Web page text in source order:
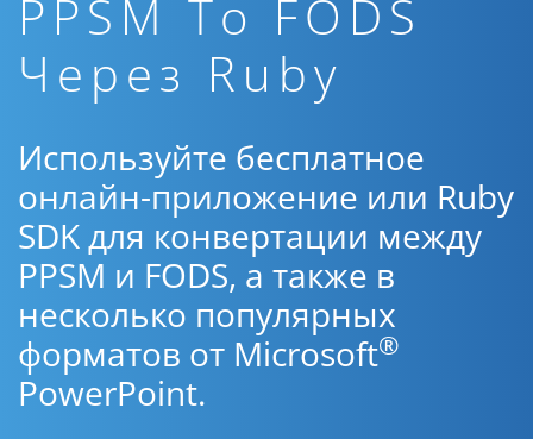
PPSM To FODS
Через Ruby
Используйте бесплатное
онлайн-приложение или Ruby
SDK для конвертации между
PPSM и FODS, а также в
несколько популярных
форматов от Microsoft®
PowerPoint.